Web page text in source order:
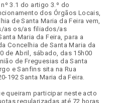
3.1 do artigo 3.º do
dos Órgãos Locais,
de Santa Maria da Feira vem,
as os/as filiados/as
Maria da Feira, para a
Concelhia de Santa Maria da
de Abril, sábado, das 15h00
de Freguesias da Santa
e Sanfins sita na Rua
192 Santa Maria da Feira.
queiram participar neste acto
regularizadas até 72 horas